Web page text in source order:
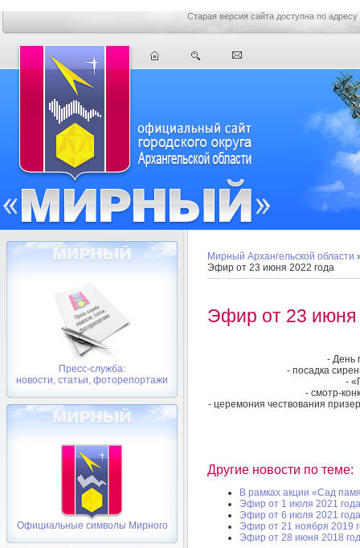
Старая версия сайта доступна по адресу
Пресс-служба:
новости, статьи, фоторепортажи
Официальные символы Мирного
Мирный Архангельской области
Эфир от 23 июня 2022 года
Эфир от 23 июня
- День
- посадка
-
- смотр-
- церемония чествования
Другие новости по теме:
В рамках акции «Сад
Эфир от 1 июля 2021 года
Эфир от 6 июля 2021 года
Эфир от 21 ноября 2019
Эфир от 28 июня 2018